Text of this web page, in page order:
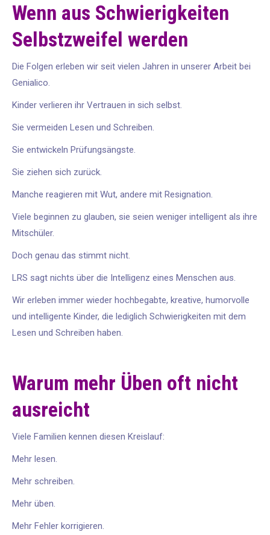
Wenn aus Schwierigkeiten
Selbstzweifel werden
Die Folgen erleben wir seit vielen Jahren in unserer Arbeit bei
Genialico.
Kinder verlieren ihr Vertrauen in sich selbst.
Sie vermeiden Lesen und Schreiben.
Sie entwickeln Prüfungsängste.
Sie ziehen sich zurück.
Manche reagieren mit Wut, andere mit Resignation.
Viele beginnen zu glauben, sie seien weniger intelligent als ihre
Mitschüler.
Doch genau das stimmt nicht.
LRS sagt nichts über die Intelligenz eines Menschen aus.
Wir erleben immer wieder hochbegabte, kreative, humorvolle
und intelligente Kinder, die lediglich Schwierigkeiten mit dem
Lesen und Schreiben haben.
Warum mehr Üben oft nicht
ausreicht
Viele Familien kennen diesen Kreislauf:
Mehr lesen.
Mehr schreiben.
Mehr üben.
Mehr Fehler korrigieren.